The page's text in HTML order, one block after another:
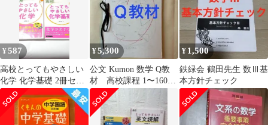
¥587
高校とってもやさしい
化学 化学基礎 2冊セッ
ト 柿澤壽 旺文社 参考
書 問題集
¥5,300
公文 Kumon 数学 Q教
材 高校課程 1〜160欠
番なし
¥ 1,500
鉄緑会 鶴田先生 数Ⅲ基
本方針チェック